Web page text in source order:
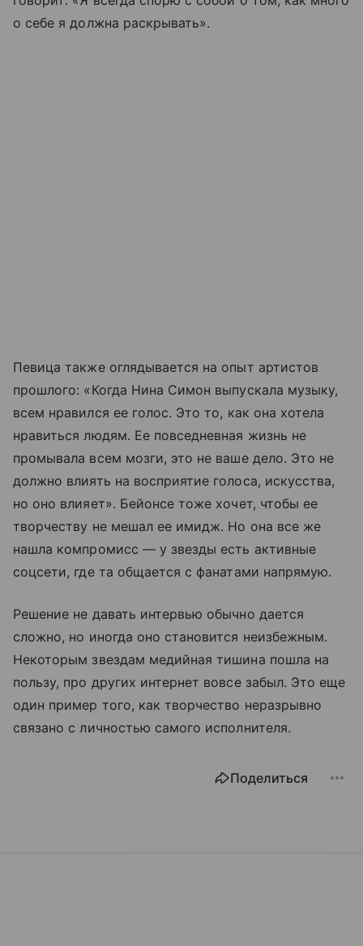
о себе я должна раскрывать».
Певица также оглядывается на опыт артистов
прошлого: «Когда Нина Симон выпускала музыку,
всем нравился ее голос. Это то, как она хотела
нравиться людям. Ее повседневная жизнь не
промывала всем мозги, это не ваше дело. Это не
должно влиять на восприятие голоса, искусства,
но оно влияет». Бейонсе тоже хочет, чтобы ее
творчеству не мешал ее имидж. Но она все же
нашла компромисс — у звезды есть активные
соцсети, где та общается с фанатами напрямую.
Решение не давать интервью обычно дается
сложно, но иногда оно становится неизбежным.
Некоторым звездам медийная тишина пошла на
пользу, про других интернет вовсе забыл. Это еще
один пример того, как творчество неразрывно
связано с личностью самого исполнителя.
Поделиться